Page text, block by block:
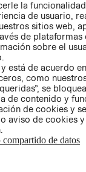
TIENDA
TÉRMINOS Y
CONDICIONES
PRIVACIDAD
GIFT CARD
AVISO DE
COOKIES
la
de usuario,
sitios web,
de plataformas
sobre el
está de acuerdo
como
se
de contenido y
de cookies y
aviso de cookies
de datos